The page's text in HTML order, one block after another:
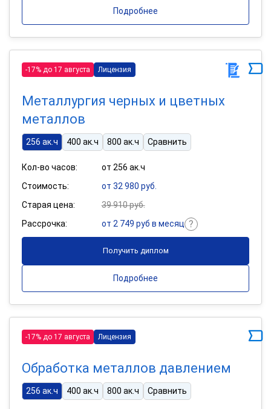
Подробнее
-17% до 17 августа Лицензия
Металлургия черных и цветных
металлов
256 ак.ч 400 ак.ч 800 ак.ч Сравнить
Кол-во часов:
от 256 ак.ч
Стоимость:
от 32 980 руб.
Старая цена:
39 910 руб.
Рассрочка:
от 2 749 руб в месяц
Получить диплом
Подробнее
-17% до 17 августа Лицензия
Обработка металлов давлением
256 ак.ч 400 ак.ч 800 ак.ч Сравнить